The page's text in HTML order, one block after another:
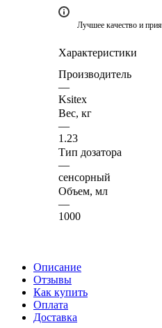
Лучшее качество и
Характеристики
Производитель
—
Ksitex
Вес, кг
—
1.23
Тип дозатора
—
сенсорный
Объем, мл
—
1000
Описание
Отзывы
Как купить
Оплата
Доставка